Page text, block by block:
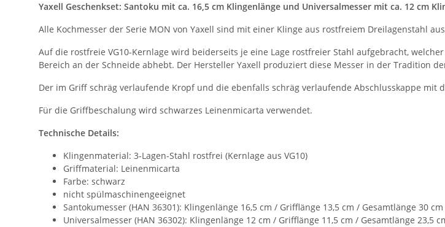
Yaxell Geschenkset: Santoku mit ca. 16,5 cm Klingenlänge und Universalmesser mit ca. 12 cm
Alle Kochmesser der Serie MON von Yaxell sind mit einer Klinge aus rostfreiem Dreilagenstahl
Auf die rostfreie VG10-Kernlage wird beiderseits je eine Lage rostfreier Stahl aufgebracht,
Bereich an der Schneide abhebt. Der Hersteller Yaxell produziert diese Messer in der Tradition
Der im Griff schräg verlaufende Kropf und die ebenfalls schräg verlaufende Abschlusskappe mit
Für die Griffbeschalung wird schwarzes Leinenmicarta verwendet.
Technische Details:
Klingenmaterial: 3-Lagen-Stahl rostfrei (Kernlage aus VG10)
Griffmaterial: Leinenmicarta
Farbe: schwarz
nicht spülmaschinengeeignet
Santokumesser (HAN 36301): Klingenlänge 16,5 cm / Grifflänge 13,5 cm / Gesamtlänge 30 cm
Universalmesser (HAN 36302): Klingenlänge 12 cm / Grifflänge 11,5 cm / Gesamtlänge 23,5